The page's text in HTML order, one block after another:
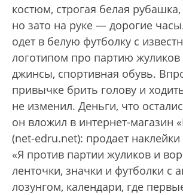
костюм, строгая белая рубашка,
но зато на руке — дорогие
одет в белую футболку с
логотипом про партию жуликов
джинсы, спортивная обувь.
привычке брить голову и
не изменил. Деньги, что
он вложил в интернет-магазин
(net-edru.net): продает
«Я против партии жуликов и
ленточки, значки и футболки с
лозунгом, календари, где